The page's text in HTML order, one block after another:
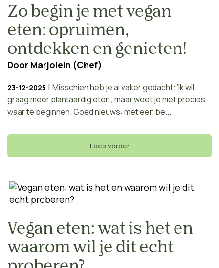
Zo begin je met vegan
eten: opruimen,
ontdekken en genieten!
Door Marjolein (Chef)
23-12-2025 | Misschien heb je al vaker gedacht: ‘ik wil
graag meer plantaardig eten’, maar weet je niet precies
waar te beginnen. Goed nieuws: met een be...
Lees verder
Vegan eten: wat is het en
waarom wil je dit echt